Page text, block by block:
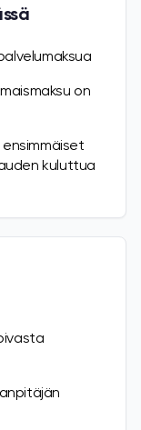
on
ensimmäiset
kuluttua